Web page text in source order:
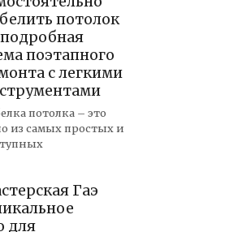
потолок
поэтапного
с легкими
потолка – это
из самых простых и
Гаэ
для